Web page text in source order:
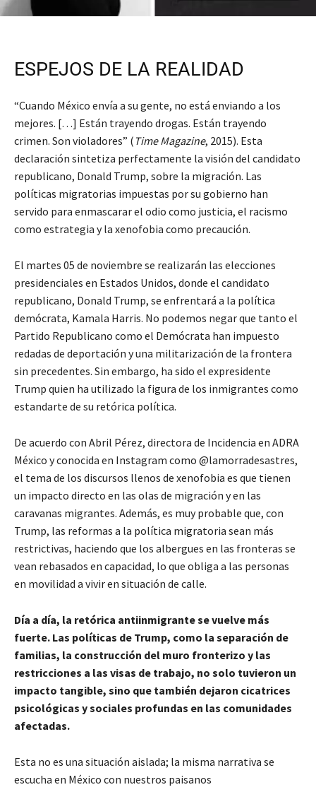
ESPEJOS DE LA REALIDAD
“Cuando México envía a su gente, no está enviando a los
mejores. […] Están trayendo drogas. Están trayendo
crimen. Son violadores” ( Time Magazine, 2015). Esta
declaración sintetiza perfectamente la visión del candidato
republicano, Donald Trump, sobre la migración. Las
políticas migratorias impuestas por su gobierno han
servido para enmascarar el odio como justicia, el racismo
como estrategia y la xenofobia como precaución.
El martes 05 de noviembre se realizarán las elecciones
presidenciales en Estados Unidos, donde el candidato
republicano, Donald Trump, se enfrentará a la política
demócrata, Kamala Harris. No podemos negar que tanto el
Partido Republicano como el Demócrata han impuesto
redadas de deportación y una militarización de la frontera
sin precedentes. Sin embargo, ha sido el expresidente
Trump quien ha utilizado la figura de los inmigrantes como
estandarte de su retórica política.
De acuerdo con Abril Pérez, directora de Incidencia en ADRA
México y conocida en Instagram como @lamorradesastres,
el tema de los discursos llenos de xenofobia es que tienen
un impacto directo en las olas de migración y en las
caravanas migrantes. Además, es muy probable que, con
Trump, las reformas a la política migratoria sean más
restrictivas, haciendo que los albergues en las fronteras se
vean rebasados en capacidad, lo que obliga a las personas
en movilidad a vivir en situación de calle.
Día a día, la retórica antiinmigrante se vuelve más
fuerte. Las políticas de Trump, como la separación de
familias, la construcción del muro fronterizo y las
restricciones a las visas de trabajo, no solo tuvieron un
impacto tangible, sino que también dejaron cicatrices
psicológicas y sociales profundas en las comunidades
afectadas.
Esta no es una situación aislada; la misma narrativa se
escucha en México con nuestros paisanos